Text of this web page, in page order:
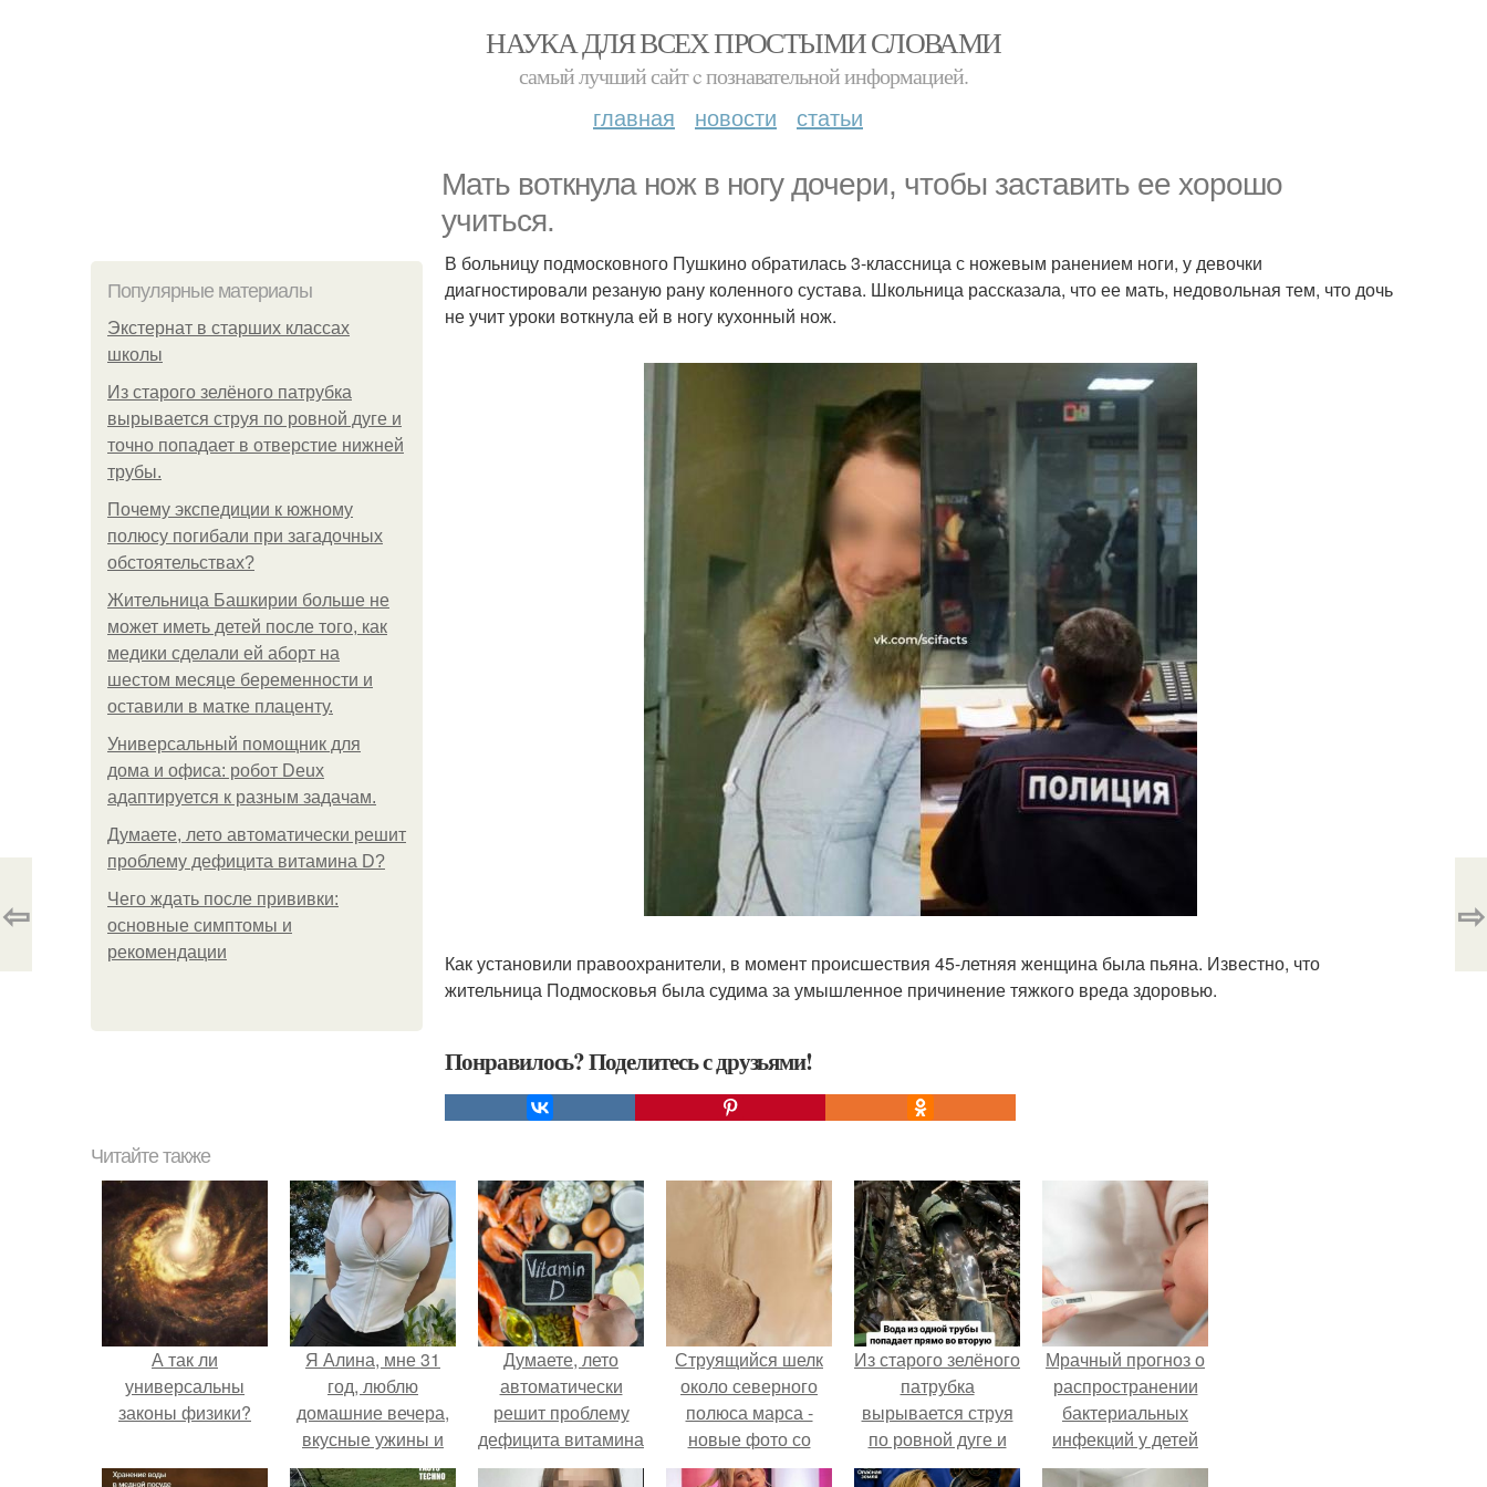
НАУКА ДЛЯ ВСЕХ ПРОСТЫМИ СЛОВАМИ
самый лучший сайт c познавательной информацией.
главная новости статьи
Мать воткнула нож в ногу дочери, чтобы заставить ее хорошо
учиться.
Популярные материалы
Экстернат в старших классах
школы
Из старого зелёного патрубка
вырывается струя по ровной дуге и
точно попадает в отверстие нижней
трубы.
Почему экспедиции к южному
полюсу погибали при загадочных
обстоятельствах?
Жительница Башкирии больше не
может иметь детей после того, как
медики сделали ей аборт на
шестом месяце беременности и
оставили в матке плаценту.
Универсальный помощник для
дома и офиса: робот Deux
адаптируется к разным задачам.
Думаете, лето автоматически решит
проблему дефицита витамина D?
Чего ждать после прививки:
основные симптомы и
рекомендации
В больницу подмосковного Пушкино обратилась 3-классница с ножевым ранением ноги, у девочки
диагностировали резаную рану коленного сустава. Школьница рассказала, что ее мать, недовольная тем, что дочь
не учит уроки воткнула ей в ногу кухонный нож.
Как установили правоохранители, в момент происшествия 45-летняя женщина была пьяна. Известно, что
жительница Подмосковья была судима за умышленное причинение тяжкого вреда здоровью.
Понравилось? Поделитесь с друзьями!
⇦ ⇨
Читайте также
А так ли
универсальны
законы физики?
Я Алина, мне 31
год, люблю
домашние вечера,
вкусные ужины и
прогулки после
Думаете, лето
автоматически
решит проблему
дефицита витамина
D?
Струящийся шелк
около северного
полюса марса -
новые фото со
спутника.
Из старого зелёного
патрубка
вырывается струя
по ровной дуге и
точно попадает в
Мрачный прогноз о
распространении
бактериальных
инфекций у детей
вышел.